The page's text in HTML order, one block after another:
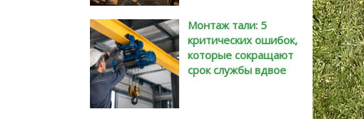
Монтаж тали: 5
критических ошибок,
которые сокращают
срок службы вдвое